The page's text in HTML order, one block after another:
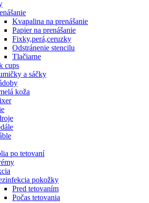
Kvapalina na prenášanie
Papier na prenášanie
Fixky,perá,ceruzky
Odstránenie stencilu
Tlačiarne
cups
a sáčky
koža
po tetovaní
pokožky
Pred tetovaním
Počas tetovania